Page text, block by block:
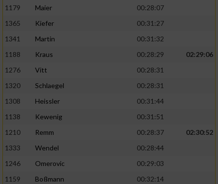
1179
Maier
00:28:07
1365
Kiefer
00:31:27
1341
Martin
00:31:32
1188
Kraus 00:28:29
02:29:06
1276
Vitt
00:28:31
1320
Schlaegel
00:28:31
1308
Heissler
00:31:44
1138
Kewenig
00:31:51
1210
Remm 00:28:37
02:30:52
1333
Wendel
00:28:44
1246
Omerovic
00:29:03
1159
Boßmann
00:32:14